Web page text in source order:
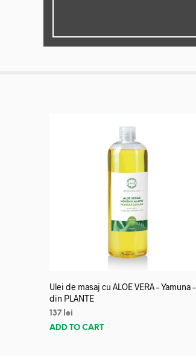
Ulei de masaj cu ALOE VERA – Yamuna –
din PLANTE
137 lei
ADD TO CART